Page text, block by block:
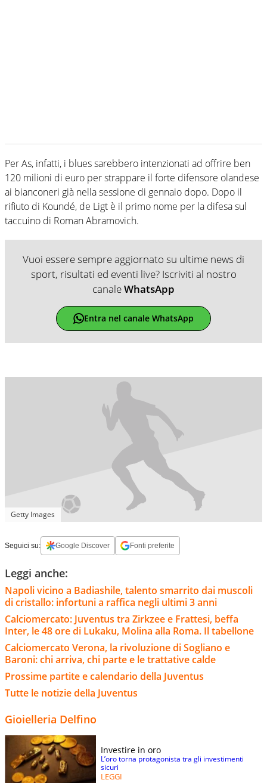
Per As, infatti, i blues sarebbero intenzionati ad offrire ben
120 milioni di euro per strappare il forte difensore olandese
ai bianconeri già nella sessione di gennaio dopo. Dopo il
rifiuto di Koundé, de Ligt è il primo nome per la difesa sul
taccuino di Roman Abramovich.
Vuoi essere sempre aggiornato su ultime news di
sport, risultati ed eventi live? Iscriviti al nostro
canaleWhatsApp
Entra nel canale WhatsApp
Getty Images
Seguici su: Google Discover Fonti preferite
Leggi anche:
Napoli vicino a Badiashile, talento smarrito dai muscoli
di cristallo: infortuni a raffica negli ultimi 3 anni
Calciomercato: Juventus tra Zirkzee e Frattesi, beffa
Inter, le 48 ore di Lukaku, Molina alla Roma. Il tabellone
Calciomercato Verona, la rivoluzione di Sogliano e
Baroni: chi arriva, chi parte e le trattative calde
Prossime partite e calendario della Juventus
Tutte le notizie della Juventus
Gioielleria Delfino
Investire in oro
L’oro torna protagonista tra gli investimenti
sicuri
LEGGI